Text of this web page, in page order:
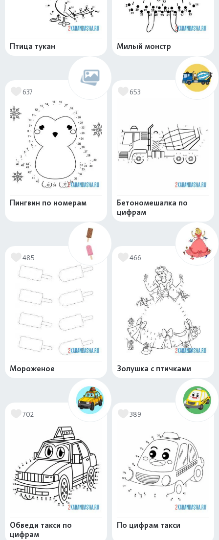
Птица тукан Милый монстр
637
Пингвин по номерам
653
Бетономешалка по
цифрам
485
Мороженое
466
Золушка с птичками
702
Обведи такси по
цифрам
389
По цифрам такси